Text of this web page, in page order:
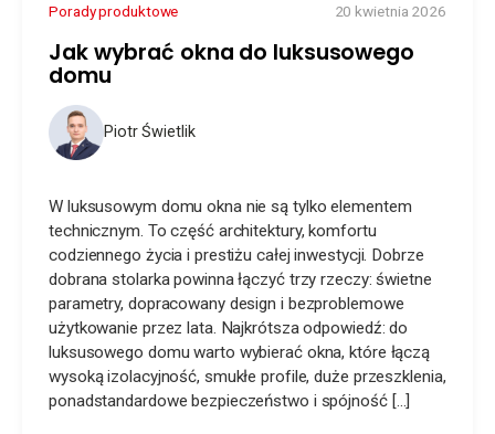
Porady produktowe 20 kwietnia 2026
Jak wybrać okna do luksusowego
domu
Piotr Świetlik
W luksusowym domu okna nie są tylko elementem
technicznym. To część architektury, komfortu
codziennego życia i prestiżu całej inwestycji. Dobrze
dobrana stolarka powinna łączyć trzy rzeczy: świetne
parametry, dopracowany design i bezproblemowe
użytkowanie przez lata. Najkrótsza odpowiedź: do
luksusowego domu warto wybierać okna, które łączą
wysoką izolacyjność, smukłe profile, duże przeszklenia,
ponadstandardowe bezpieczeństwo i spójność […]